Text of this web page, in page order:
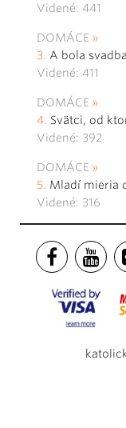
Videné: 441
DOMÁCE
A bola svadba
Videné: 411
DOMÁCE
Svätci, od
Videné: 392
DOMÁCE
Mladí mieria
Videné: 316